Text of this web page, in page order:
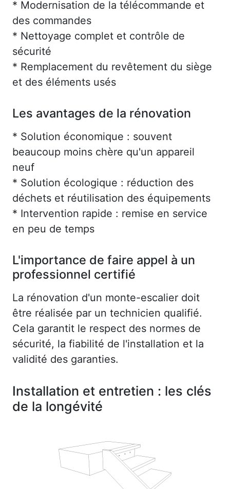
* Modernisation de la télécommande et
des commandes
* Nettoyage complet et contrôle de
sécurité
* Remplacement du revêtement du siège
et des éléments usés
Les avantages de la rénovation
* Solution économique : souvent
beaucoup moins chère qu'un appareil
neuf
* Solution écologique : réduction des
déchets et réutilisation des équipements
* Intervention rapide : remise en service
en peu de temps
L'importance de faire appel à un
professionnel certifié
La rénovation d'un monte-escalier doit
être réalisée par un technicien qualifié.
Cela garantit le respect des normes de
sécurité, la fiabilité de l'installation et la
validité des garanties.
Installation et entretien : les clés
de la longévité